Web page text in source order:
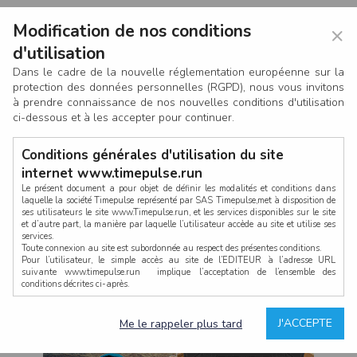
CONNEXION
×
Modification de nos conditions
d'utilisation
Dans le cadre de la nouvelle réglementation européenne sur la
protection des données personnelles (RGPD), nous vous invitons
à prendre connaissance de nos nouvelles conditions d'utilisation
ci-dessous et à les accepter pour continuer.
Conditions générales d'utilisation du site
internet www.timepulse.run
Le présent document a pour objet de définir les modalités et conditions dans
laquelle la société Timepulse représenté par SAS Timepulse,met à disposition de
ses utilisateurs le site www.Timepulse.run, et les services disponibles sur le site
et d’autre part, la manière par laquelle l’utilisateur accède au site et utilise ses
services.
Toute connexion au site est subordonnée au respect des présentes conditions.
Pour l’utilisateur, le simple accès au site de l’EDITEUR à l’adresse URL
suivante www.timepulse.run implique l’acceptation de l’ensemble des
conditions décrites ci-après.
La structure générale du site www.timepulse.run, par quelque procédé que ce
soit, sans l'autorisation préalable et par écrit de Fourcherot Mickael et/ou de ses
J'ACCEPTE
Me le rappeler plus tard